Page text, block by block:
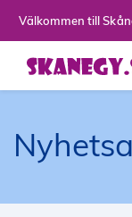
Välkommen till